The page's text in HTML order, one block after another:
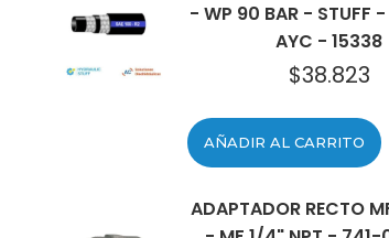
- WP 90 BAR - STUFF
AYC - 15338
$38.823
AÑADIR AL CARRITO
ADAPTADOR RECTO